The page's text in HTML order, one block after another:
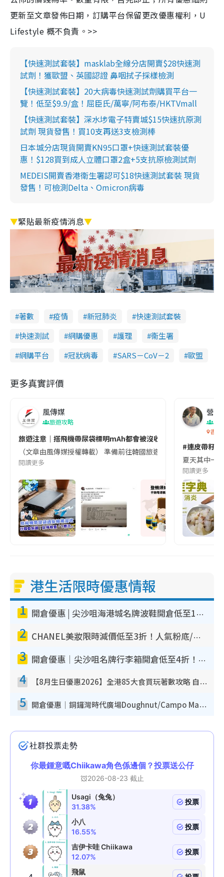
更新至文章發佈日期，訂購平台保留更改優惠權利，U
Lifestyle 概不負責。>>
【快速測試套裝】masklab全線分店開賣$28快速測
試劑！獲歐盟、英國認證 鼻咽拭子採樣檢測
【快速測試套裝】20大病毒快速測試劑購買平台一
覽！低至$9.9/盒！屈臣氏/萬寧/阿布泰/HKTVmall
【快速測試套裝】深水埗電子特賣城$15快速抗原測
試劑 現貨發售！買10支再送3支檢測棒
日本城分店現貨開賣KN95口罩+快速測試套裝優
惠！$128買到成人立體口罩2盒+5支抗原檢測試劑
MEDEIS開賣香港衛生署認可$18快速測試套裝 現貨
發售！可檢測Delta、Omicron病毒
▼緊貼最新疫情消息▼
著數 疫情 新冠肺炎
快速測試套裝
快速測試
網購優惠 護理
衞生署
網購平台
冠狀病毒 SARS－CoV－2 歐盟
更多真實評價
風傳媒
旅遊攻略
旅遊注意｜搭飛機帶尿袋標明mAh都會被沒收😱出發前切記檢查
（文章由風傳媒授權轉載） 準備前往韓國旅遊的民眾，近期要
閱讀更多
營養
香港
#連皮帶籽
夏天其中一
閱讀更多
港生活限時優惠情報
1 開倉優惠 | 尖沙咀海港城名牌波鞋開倉低至1折！On鞋$899起／Joy&Peace鞋履$98起
2 CHANEL美妝限時減價低至3折！人氣粉底/唇膏/精華液低至$275！COCO香水都有平
3 開倉優惠｜尖沙咀名牌行李箱開倉低至4折！一連5日 American Tourister/ace./Hallmark $200起！
4 【8月生日優惠2026】全港85大食買玩著數攻略 自助餐/火鍋放題同行免費＋誠品/DONKI送現金券
5 開倉優惠｜銅鑼灣時代廣場Doughnut/Campo Marzio開倉低至1折！背囊、書包、手袋劈價$200起